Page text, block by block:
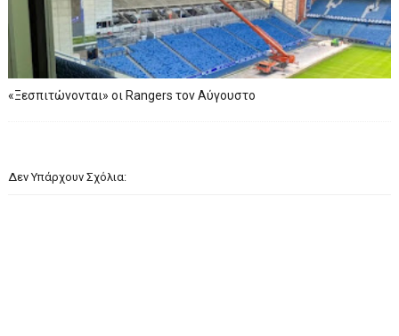
«Ξεσπιτώνονται» οι Rangers τον Αύγουστο
Δεν Υπάρχουν Σχόλια: